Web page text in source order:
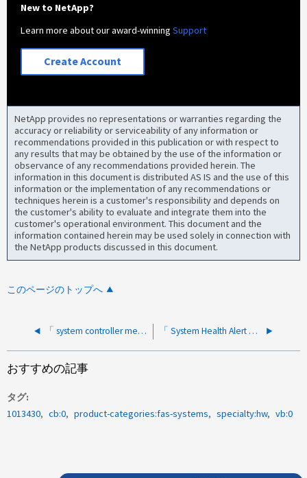
New to NetApp?
Learn more about our award-winningSupport
Create Account
NetApp provides no representations or warranties regarding the
accuracy or reliability or serviceability of any information or
recommendations provided in this publication or with respect to
any results that may be obtained by the use of the information or
observance of any recommendations provided herein. The
information in this document is distributed AS IS and the use of this
information or the implementation of any recommendations or
techniques herein is a customer's responsibility and depends on
the customer's ability to evaluate and integrate them into the
customer's operational environment. This document and the
information contained herein may be used solely in connection with
the NetApp products discussed in this document.
このページのトップへ
「 system controller memory dimm show 」コマンドが CECC エラー数を反映していません 「 System Health Alert Show 」は、ノードのサービスプロセッサにネットワーク接続がないことを示しています
おすすめの記事
タグ
1013430
cb:0 product-categories:fas-systems specialty:hw vb:0